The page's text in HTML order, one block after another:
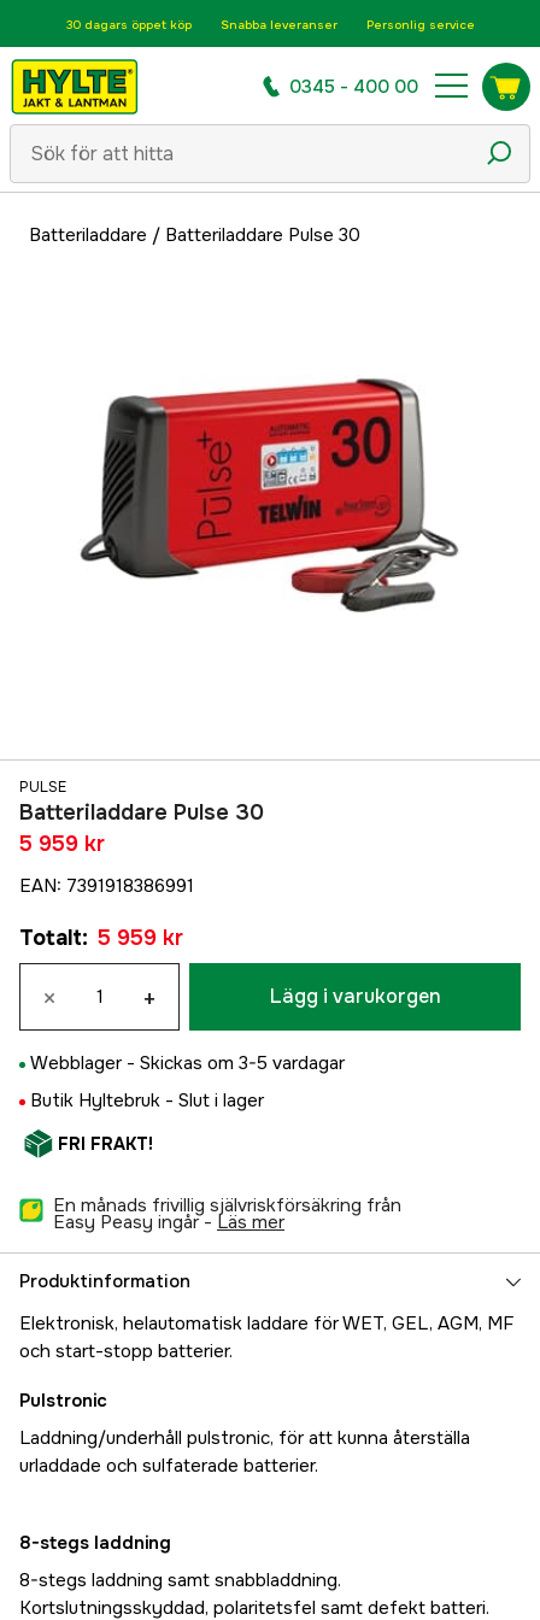
30 dagars öppet köp Snabba leveranser Personlig service
0345 - 400 00
Batteriladdare / Batteriladdare Pulse 30
PULSE
Batteriladdare Pulse 30
5 959 kr
EAN: 7391918386991
Totalt: 5 959 kr
× + Lägg i varukorgen
Webblager - Skickas om 3-5 vardagar
Butik Hyltebruk - Slut i lager
FRI FRAKT!
En månads frivillig självriskförsäkring från
Easy Peasy ingår - läs mer
Produktinformation
Elektronisk, helautomatisk laddare för WET, GEL, AGM, MF
och start-stopp batterier.
Pulstronic
Laddning/underhåll pulstronic, för att kunna återställa
urladdade och sulfaterade batterier.
8-stegs laddning
8-stegs laddning samt snabbladdning.
Kortslutningsskyddad, polaritetsfel samt defekt batteri.